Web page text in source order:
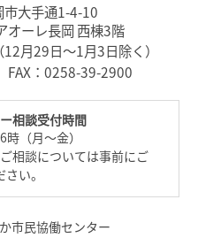
大手通1-4-10
オーレ長岡 西棟3階
月29日～1月3日除く）
FAX：0258-39-2900
相談受付時間
（月～金）
相談については事前にご
い。
市民協働センター